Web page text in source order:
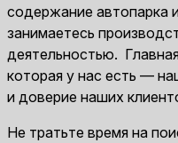
содержание автопарка
занимаетесь
деятельностью.
которая у нас есть —
и доверие наших
Не тратьте время на